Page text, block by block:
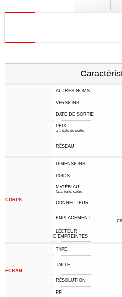
AUTRES NOMS
VERSIONS
DATE DE SORTIE
PRIX
à la date de sortie
RÉSEAU
CORPS
DIMENSIONS
POIDS
MATÉRIAU
face, fond, cadre
CONNECTEUR
EMPLACEMENT
LECTEUR
D'EMPREINTES
ÉCRAN
TYPE
TAILLE
RÉSOLUTION
PPI